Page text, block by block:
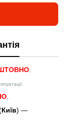
Київ) —